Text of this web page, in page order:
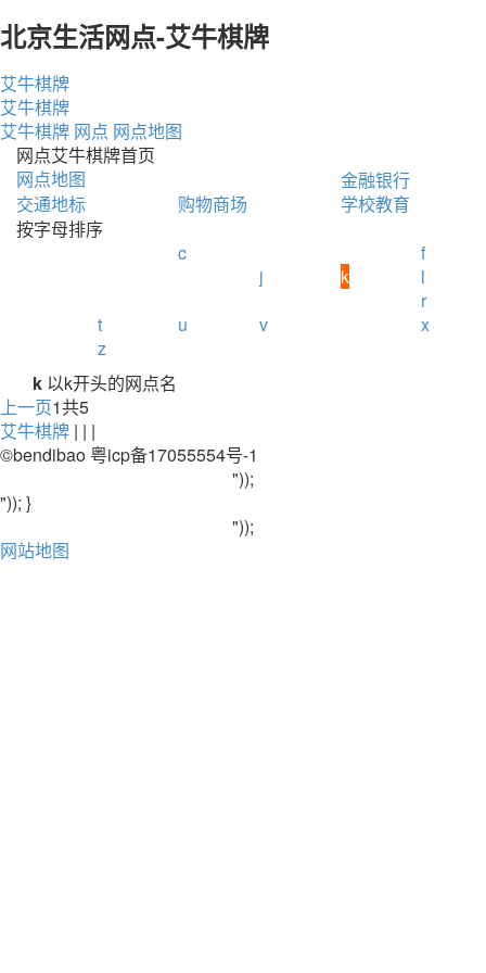
北京生活网点-艾牛棋牌
艾牛棋牌
艾牛棋牌
艾牛棋牌 网点 网点地图
网点艾牛棋牌首页
网点地图
金融银行
交通地标
购物商场
学校教育
按字母排序
c
f
j
k
l
r
t
u v
x
z
k 以k开头的网点名
上一页1共5
艾牛棋牌 | | |
©bendibao 粤icp备17055554号-1
"));
")); }
"));
网站地图